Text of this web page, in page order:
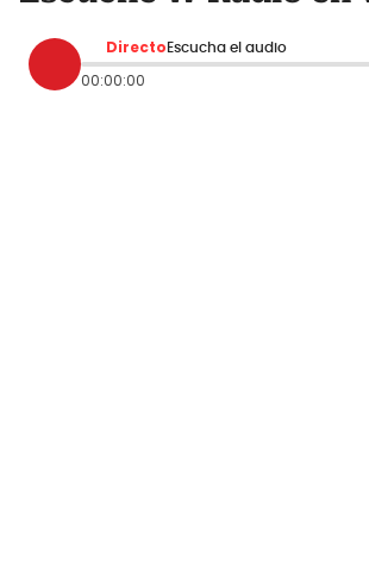
Directo Escucha el audio
00:00:00